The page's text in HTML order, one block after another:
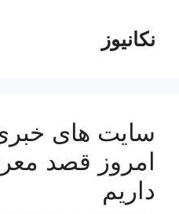
محتوانکانیوز
سایت های
امروز قصد
داریم